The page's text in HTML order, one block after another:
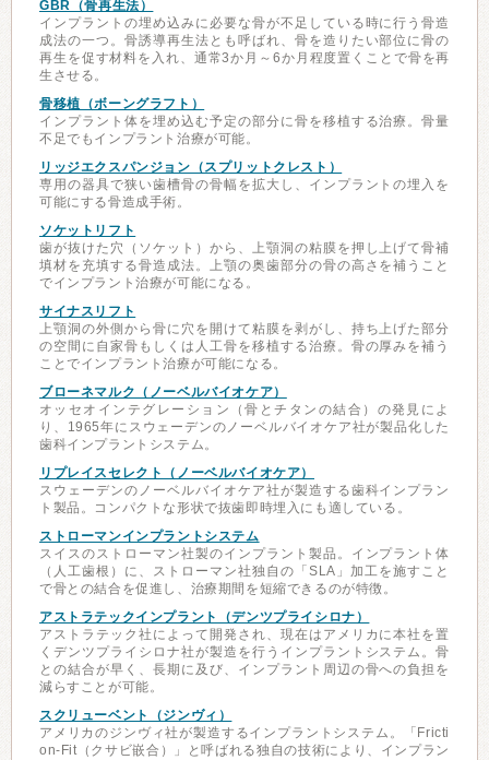
GBR（骨再生法）
インプラントの埋め込みに必要な骨が不足している時に行う骨造
成法の一つ。骨誘導再生法とも呼ばれ、骨を造りたい部位に骨の
再生を促す材料を入れ、通常3か月～6か月程度置くことで骨を再
生させる。
骨移植（ボーングラフト）
インプラント体を埋め込む予定の部分に骨を移植する治療。骨量
不足でもインプラント治療が可能。
リッジエクスパンジョン（スプリットクレスト）
専用の器具で狭い歯槽骨の骨幅を拡大し、インプラントの埋入を
可能にする骨造成手術。
ソケットリフト
歯が抜けた穴（ソケット）から、上顎洞の粘膜を押し上げて骨補
填材を充填する骨造成法。上顎の奥歯部分の骨の高さを補うこと
でインプラント治療が可能になる。
サイナスリフト
上顎洞の外側から骨に穴を開けて粘膜を剥がし、持ち上げた部分
の空間に自家骨もしくは人工骨を移植する治療。骨の厚みを補う
ことでインプラント治療が可能になる。
ブローネマルク（ノーベルバイオケア）
オッセオインテグレーション（骨とチタンの結合）の発見によ
り、1965年にスウェーデンのノーベルバイオケア社が製品化した
歯科インプラントシステム。
リプレイスセレクト（ノーベルバイオケア）
スウェーデンのノーベルバイオケア社が製造する歯科インプラン
ト製品。コンパクトな形状で抜歯即時埋入にも適している。
ストローマンインプラントシステム
スイスのストローマン社製のインプラント製品。インプラント体
（人工歯根）に、ストローマン社独自の「SLA」加工を施すこと
で骨との結合を促進し、治療期間を短縮できるのが特徴。
アストラテックインプラント（デンツプライシロナ）
アストラテック社によって開発され、現在はアメリカに本社を置
くデンツプライシロナ社が製造を行うインプラントシステム。骨
との結合が早く、長期に及び、インプラント周辺の骨への負担を
減らすことが可能。
スクリューベント（ジンヴィ）
アメリカのジンヴィ社が製造するインプラントシステム。「Fricti
on-Fit（クサビ嵌合）」と呼ばれる独自の技術により、インプラン